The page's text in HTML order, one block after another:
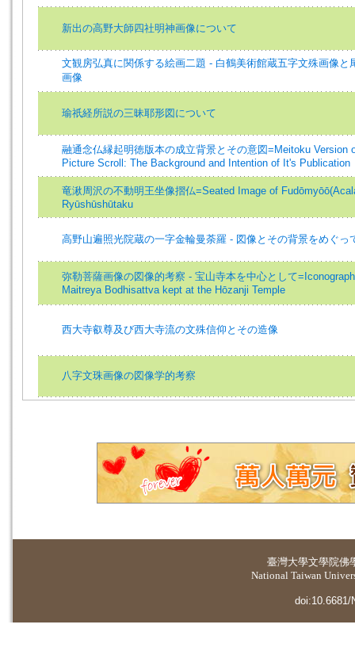
新出の高野大師四社明神画像について
文観房弘真に関係する絵画二題 - 白鶴美術館蔵五字文殊画像と
画像
瑜祇経所説の三昧耶形図について
融通念仏縁起明徳版本の成立背景とその意図=Meitoku Version
Picture Scroll: The Background and Intention of It's Publication
竜湫周沢の不動明王坐像摺仏=Seated Image of
Ryūshūshūtaku
高野山遍照光院蔵の一字金輪曼荼羅 - 図像とその背景をめぐっ
弥勒菩薩画像の図像的考察 - 宝山寺本を中心として
Maitreya Bodhisattva kept at the Hōzanji Temple
西大寺叡尊及び西大寺流の文殊信仰とその造像
八字文珠画像の図像学的考察
臺灣大學文學院佛
National Taiwan
doi:10.6681/